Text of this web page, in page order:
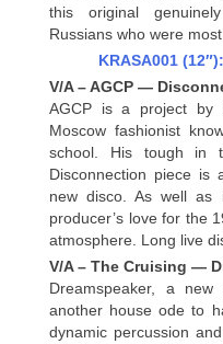
this original
Russians who were
KRASA001
V/A – AGCP —
AGCP is a project by
Moscow fashionist
school. His tough in
Disconnection piece is
new disco. As well as
producer’s love for the
atmosphere. Long live
V/A – The Cruising —
Dreamspeaker, a
another house ode to
dynamic percussion